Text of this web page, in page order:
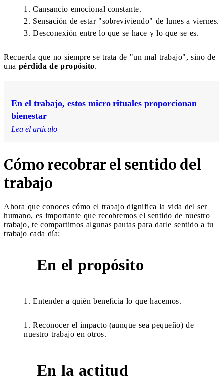
Cansancio emocional constante.
Sensación de estar "sobreviviendo" de lunes a viernes.
Desconexión entre lo que se hace y lo que se es.
Recuerda que no siempre se trata de "un mal trabajo", sino de
una pérdida de propósito.
En el trabajo, estos micro rituales proporcionan
bienestar
Lea el artículo
Cómo recobrar el sentido del
trabajo
Ahora que conoces cómo el trabajo dignifica la vida del ser
humano, es importante que recobremos el sentido de nuestro
trabajo, te compartimos algunas pautas para darle sentido a tu
trabajo cada día:
En el propósito
Entender a quién beneficia lo que hacemos.
Reconocer el impacto (aunque sea pequeño) de
nuestro trabajo en otros.
En la actitud